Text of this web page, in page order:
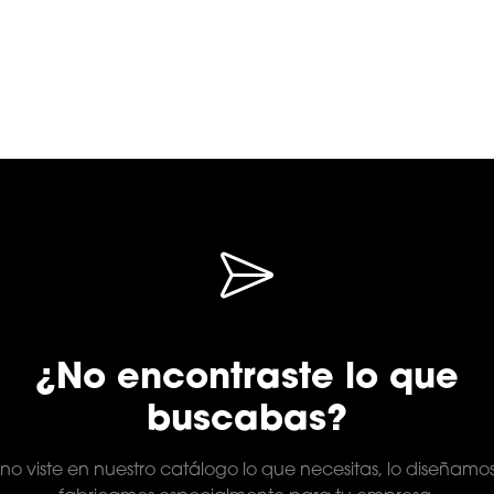
¿No encontraste lo que
buscabas?
no viste en nuestro catálogo lo que necesitas, lo